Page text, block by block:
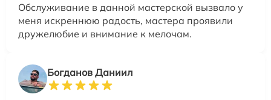
Обслуживание в данной мастерской вызвало у
меня искреннюю радость, мастера проявили
дружелюбие и внимание к мелочам.
Богданов Даниил